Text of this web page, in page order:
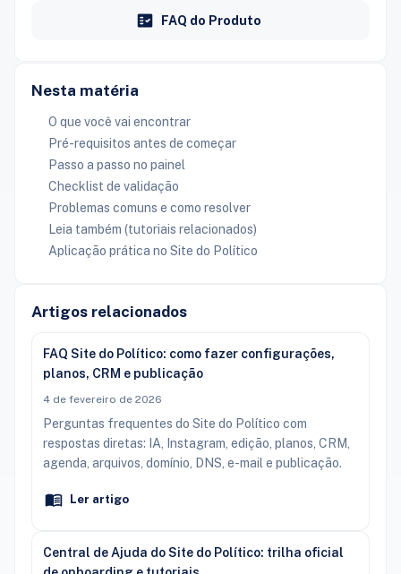
FAQ do Produto
Nesta matéria
O que você vai encontrar
Pré-requisitos antes de começar
Passo a passo no painel
Checklist de validação
Problemas comuns e como resolver
Leia também (tutoriais relacionados)
Aplicação prática no Site do Político
Artigos relacionados
FAQ Site do Político: como fazer configurações,
planos, CRM e publicação
4 de fevereiro de 2026
Perguntas frequentes do Site do Político com
respostas diretas: IA, Instagram, edição, planos, CRM,
agenda, arquivos, domínio, DNS, e-mail e publicação.
Ler artigo
Central de Ajuda do Site do Político: trilha oficial